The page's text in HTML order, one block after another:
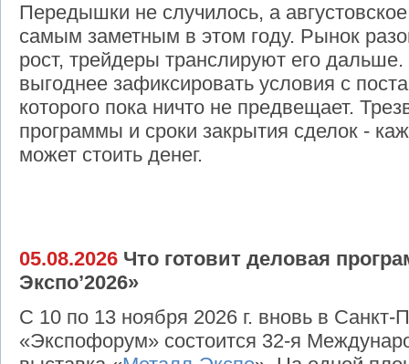
Передышки не случилось, а
самым заметным в этом году. Рынок
рост, трейдеры транслируют его
выгоднее зафиксировать условия с
которого пока ничто не предвещает.
программы и сроки закрытия сделок -
может стоить денег.
05.08.2026 Что готовит деловая
Экспо’2026»
С 10 по 13 ноября 2026 г. вновь в Санкт-
«Экспофорум» состоится 32-я